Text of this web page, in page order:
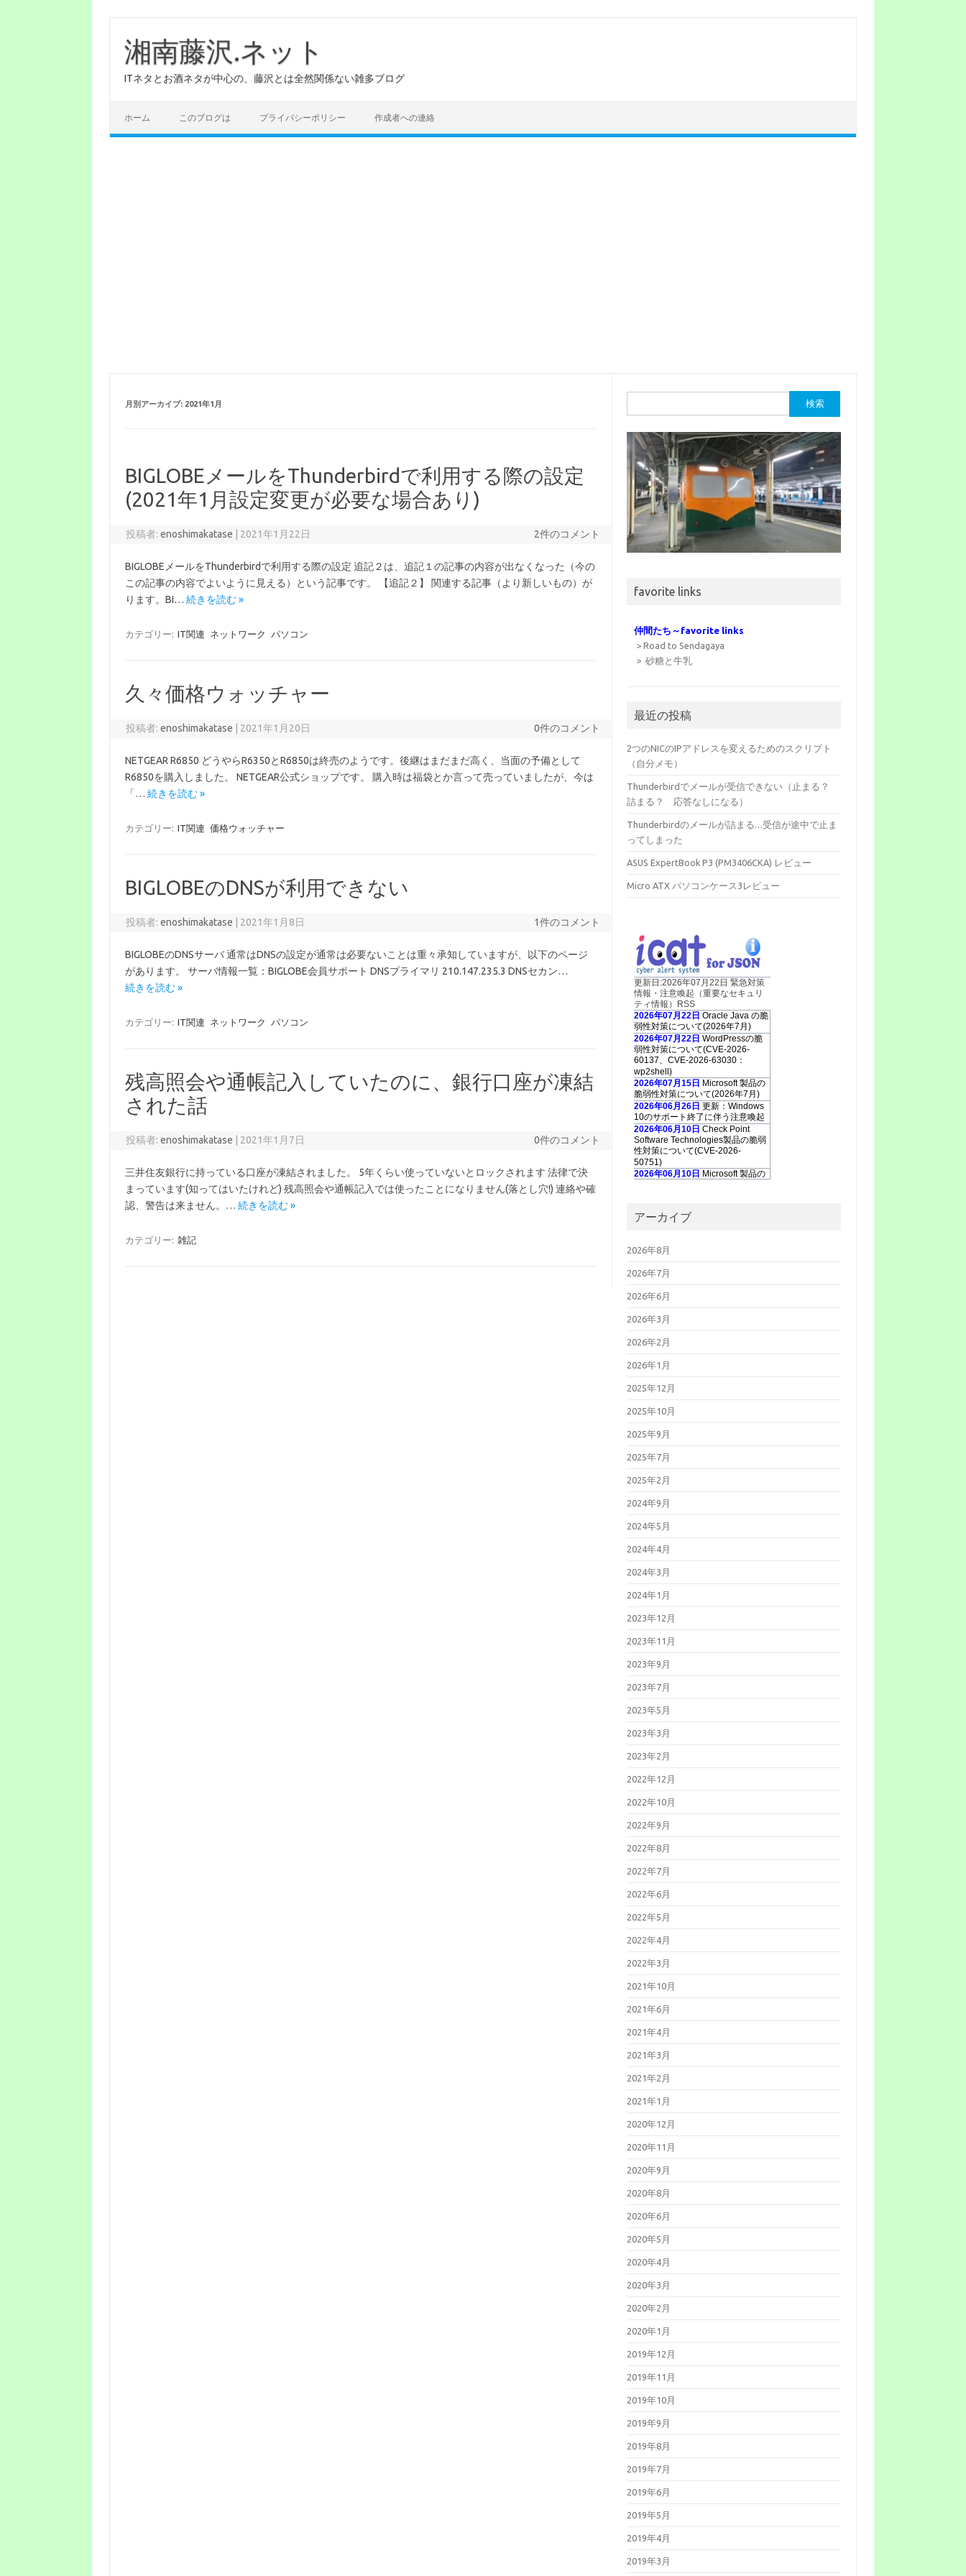
湘南藤沢.ネット
ITネタとお酒ネタが中心の、藤沢とは全然関係ない雑多ブログ
ホーム このブログは プライバシーポリシー 作成者への連絡
月別アーカイブ: 2021年1月
BIGLOBEメールをThunderbirdで利用する際の設定
(2021年1月設定変更が必要な場合あり)
投稿者:enoshimakatase 2021年1月22日 2件のコメント
BIGLOBEメールをThunderbirdで利用する際の設定 追記２は、追記１の記事の内容が出なくなった（今の
この記事の内容でよいように見える）という記事です。 【追記２】 関連する記事（より新しいもの）が
ります。BI… 続きを読む »
カテゴリー: IT関連 ネットワーク パソコン
久々価格ウォッチャー
投稿者:enoshimakatase 2021年1月20日 0件のコメント
NETGEAR R6850 どうやらR6350とR6850は終売のようです。後継はまだまだ高く、当面の予備として
R6850を購入しました。 NETGEAR公式ショップです。 購入時は福袋とか言って売っていましたが、今は
「… 続きを読む »
カテゴリー: IT関連 価格ウォッチャー
BIGLOBEのDNSが利用できない
投稿者:enoshimakatase 2021年1月8日 1件のコメント
BIGLOBEのDNSサーバ 通常はDNSの設定が通常は必要ないことは重々承知していますが、以下のページ
があります。 サーバ情報一覧：BIGLOBE会員サポート DNSプライマリ 210.147.235.3 DNSセカン…
続きを読む »
カテゴリー: IT関連 ネットワーク パソコン
残高照会や通帳記入していたのに、銀行口座が凍結
された話
投稿者:enoshimakatase 2021年1月7日 0件のコメント
三井住友銀行に持っている口座が凍結されました。 5年くらい使っていないとロックされます 法律で決
まっています(知ってはいたけれど) 残高照会や通帳記入では使ったことになりません(落とし穴!) 連絡や確
認、警告は来ません。… 続きを読む »
カテゴリー: 雑記
索:
favorite links
仲間たち～favorite links
> Road to Sendagaya
> 砂糖と牛乳
最近の投稿
2つのNICのIPアドレスを変えるためのスクリプト
（自分メモ）
Thunderbirdでメールが受信できない（止まる？
詰まる？ 応答なしになる）
Thunderbirdのメールが詰まる…受信が途中で止ま
ってしまった
ASUS ExpertBook P3 (PM3406CKA) レビュー
Micro ATX パソコンケース3レビュー
更新日:2026年07月22日 緊急対策
情報・注意喚起（重要なセキュリ
ティ情報）RSS
2026年07月22日 Oracle Java の脆
弱性対策について(2026年7月)
2026年07月22日 WordPressの脆
弱性対策について(CVE-2026-
60137、CVE-2026-63030：
wp2shell)
2026年07月15日 Microsoft 製品の
脆弱性対策について(2026年7月)
2026年06月26日 更新：Windows
10のサポート終了に伴う注意喚起
2026年06月10日 Check Point
Software Technologies製品の脆弱
性対策について(CVE-2026-
50751)
2026年06月10日 Microsoft 製品の
いて(2026年6月)
MailSuite」におけるスタックベー
弱性について（JVN#35567473）
脆弱性対策について(2026年5月)
Networks製PAN-OSの脆弱性対策
2026年05月07日
31431、Copy Fail)
策について(CVE-2026-31431、
2026年04月27日
Secure FTDの脆弱性について
2026年04月22日
2026年04月15日
いて(2026年4月)_2
脆弱性対策について(2026年4月)
および Reader の脆弱性対策につ
いて(2026年4月)
2026年04月08日
Type」における複数の脆弱性につ
いて（JVN#66473735）
2026年03月11日
脆弱性対策について(2026年3月)
2026年03月11日
および Reader の脆弱性対策につ
いて(2026年3月)
2026年02月25日
エンドポイントマネージャー オン
プレミス版」におけるパストラバ
ーサルの脆弱性について
（JVN#79096585）
2026年02月13日
けるOSコマンドインジェクション
の脆弱性について
2026年02月12日
2026年01月23日
13878）
弱性対策について(2026年1月)
Email Gatewayの脆弱性対策につ
2026年01月14日
2025年12月23日
(CVE-2025-14733)
ける認証回避の脆弱性について
2025年12月12日
性について（CVE-2025-55182）
アーカイブ
2026年8月
2026年7月
2026年6月
2026年3月
2026年2月
2026年1月
2025年12月
2025年10月
2025年9月
2025年7月
2025年2月
2024年9月
2024年5月
2024年4月
2024年3月
2024年1月
2023年12月
2023年11月
2023年9月
2023年7月
2023年5月
2023年3月
2023年2月
2022年12月
2022年10月
2022年9月
2022年8月
2022年7月
2022年6月
2022年5月
2022年4月
2022年3月
2021年10月
2021年6月
2021年4月
2021年3月
2021年2月
2021年1月
2020年12月
2020年11月
2020年9月
2020年8月
2020年6月
2020年5月
2020年4月
2020年3月
2020年2月
2020年1月
2019年12月
2019年11月
2019年10月
2019年9月
2019年8月
2019年7月
2019年6月
2019年5月
2019年4月
2019年3月